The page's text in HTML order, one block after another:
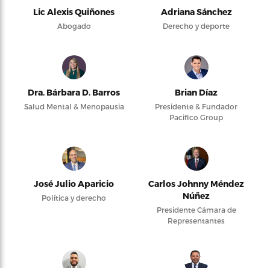
Lic Alexis Quiñones
Abogado
Adriana Sánchez
Derecho y deporte
Dra. Bárbara D. Barros
Salud Mental & Menopausia
Brian Díaz
Presidente & Fundador
Pacifico Group
José Julio Aparicio
Política y derecho
Carlos Johnny Méndez
Núñez
Presidente Cámara de
Representantes